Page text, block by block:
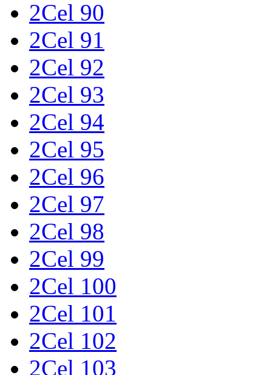
2Cel 90
2Cel 91
2Cel 92
2Cel 93
2Cel 94
2Cel 95
2Cel 96
2Cel 97
2Cel 98
2Cel 99
2Cel 100
2Cel 101
2Cel 102
2Cel 103